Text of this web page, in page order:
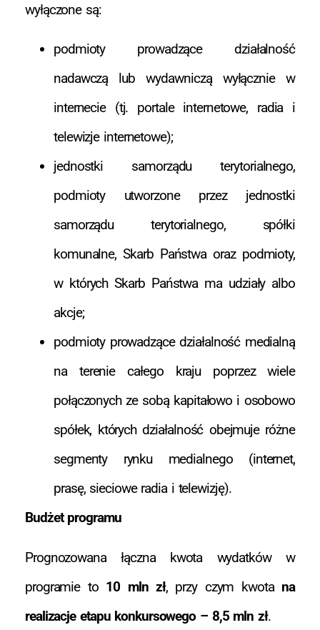
wyłączone są:
podmioty prowadzące działalność
nadawczą lub wydawniczą wyłącznie w
internecie (tj. portale internetowe, radia i
telewizje internetowe);
jednostki samorządu terytorialnego,
podmioty utworzone przez jednostki
samorządu terytorialnego, spółki
komunalne, Skarb Państwa oraz podmioty,
w których Skarb Państwa ma udziały albo
akcje;
podmioty prowadzące działalność medialną
na terenie całego kraju poprzez wiele
połączonych ze sobą kapitałowo i osobowo
spółek, których działalność obejmuje różne
segmenty rynku medialnego (internet,
prasę, sieciowe radia i telewizję).
Budżet programu
Prognozowana łączna kwota wydatków w
programie to 10 mln zł, przy czym kwota na
realizacje etapu konkursowego – 8,5 mln zł.